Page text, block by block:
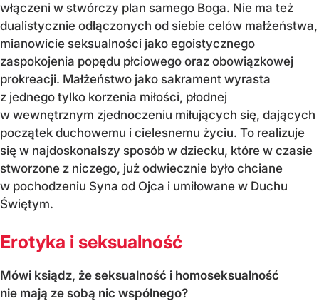
włączeni w stwórczy plan samego Boga. Nie ma też
dualistycznie odłączonych od siebie celów małżeństwa,
mianowicie seksualności jako egoistycznego
zaspokojenia popędu płciowego oraz obowiązkowej
prokreacji. Małżeństwo jako sakrament wyrasta
z jednego tylko korzenia miłości, płodnej
w wewnętrznym zjednoczeniu miłujących się, dających
początek duchowemu i cielesnemu życiu. To realizuje
się w najdoskonalszy sposób w dziecku, które w czasie
stworzone z niczego, już odwiecznie było chciane
w pochodzeniu Syna od Ojca i umiłowane w Duchu
Świętym.
Erotyka i seksualność
Mówi ksiądz, że seksualność i homoseksualność
nie mają ze sobą nic wspólnego?